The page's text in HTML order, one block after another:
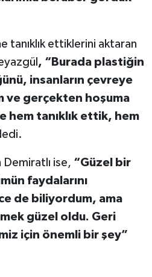
tanıklık ettiklerini aktaran
, “Burada plastiğin
insanların çevreye
ve gerçekten hoşuma
hem tanıklık ettik, hem
ise, “Güzel bir
faydalarını
de biliyordum, ama
güzel oldu. Geri
için önemli bir şey”